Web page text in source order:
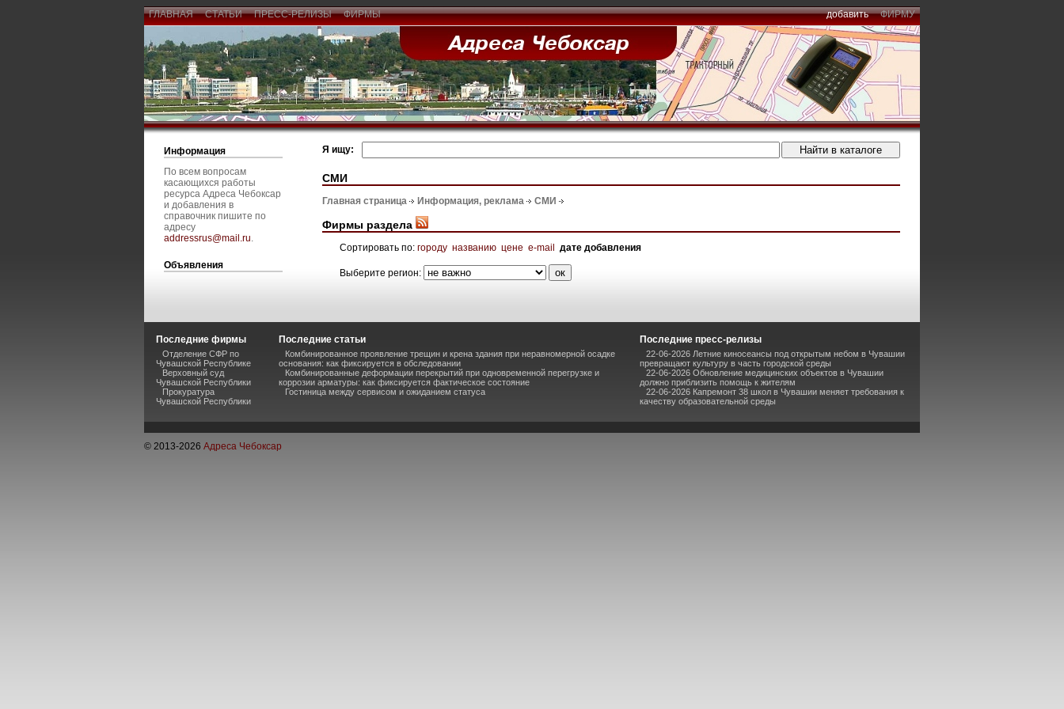
ГЛАВНАЯ СТАТЬИ ПРЕСС-РЕЛИЗЫ ФИРМЫ добавить ФИРМУ
Информация
По всем вопросам
касающихся работы
ресурса Адреса Чебоксар
и добавления в
справочник пишите по
адресу
addressrus@mail.ru.
Объявления
Я ищу:
СМИ
Главная страница Информация, реклама СМИ
Фирмы раздела
Сортировать по: городу названию цене e-mail дате добавления
Выберите регион:
Последние фирмы
Отделение СФР по
Чувашской Республике
Верховный суд
Чувашской Республики
Прокуратура
Чувашской Республики
Последние статьи
Комбинированное проявление трещин и крена здания при неравномерной осадке
основания: как фиксируется в обследовании
Комбинированные деформации перекрытий при одновременной перегрузке и
коррозии арматуры: как фиксируется фактическое состояние
Гостиница между сервисом и ожиданием статуса
Последние пресс-релизы
22-06-2026 Летние киносеансы под открытым небом в Чувашии
превращают культуру в часть городской среды
22-06-2026 Обновление медицинских объектов в Чувашии
должно приблизить помощь к жителям
22-06-2026 Капремонт 38 школ в Чувашии меняет требования к
качеству образовательной среды
© 2013-2026 Адреса Чебоксар